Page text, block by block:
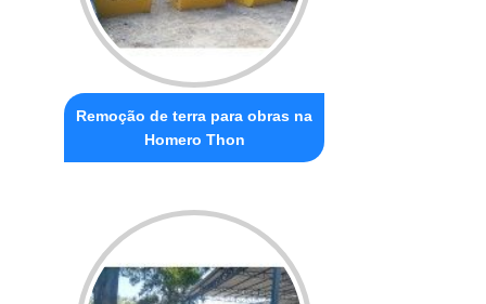
Remoção de terra para obras na
Homero Thon